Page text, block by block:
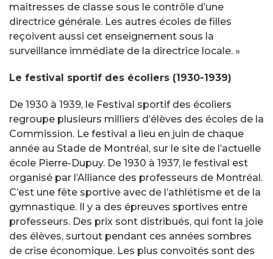
maîtresses de classe sous le contrôle d’une
directrice générale. Les autres écoles de filles
reçoivent aussi cet enseignement sous la
surveillance immédiate de la directrice locale. »
Le festival sportif des écoliers (1930-1939)
De 1930 à 1939, le Festival sportif des écoliers
regroupe plusieurs milliers d’élèves des écoles de la
Commission. Le festival a lieu en juin de chaque
année au Stade de Montréal, sur le site de l’actuelle
école Pierre-Dupuy. De 1930 à 1937, le festival est
organisé par l’Alliance des professeurs de Montréal.
C’est une fête sportive avec de l’athlétisme et de la
gymnastique. Il y a des épreuves sportives entre
professeurs. Des prix sont distribués, qui font la joie
des élèves, surtout pendant ces années sombres
de crise économique. Les plus convoités sont des